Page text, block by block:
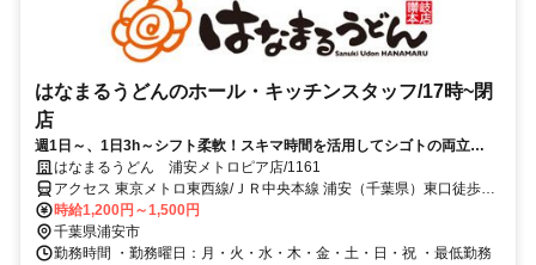
はなまるうどんのホール・キッチンスタッフ/17時~閉
店
週1日～、1日3h～シフト柔軟！スキマ時間を活用してシゴトの両立
OK！はなまるうどん 浦安メトロピア店/1161
アクセス 東京メトロ東西線/ＪＲ中央本線 浦安（千葉県）東口徒歩約
1分、東京メトロ東西線/ＪＲ中央本線 南行徳北口徒歩約16分、東京
メトロ東西線/ＪＲ中央本線 葛西博物館口徒歩約28分 浦安駅すぐ
時給1,200円～1,500円
千葉県浦安市
勤務時間 ・勤務曜日：月・火・水・木・金・土・日・祝 ・最低勤務